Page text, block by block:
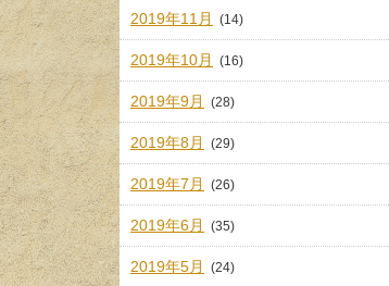
2019年11月 (14)
2019年10月 (16)
2019年9月 (28)
2019年8月 (29)
2019年7月 (26)
2019年6月 (35)
2019年5月 (24)